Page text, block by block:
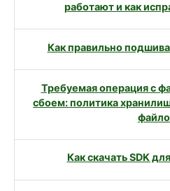
работают и как
Как правильно
Требуемая операция с
сбоем: политика
Как скачать SDK